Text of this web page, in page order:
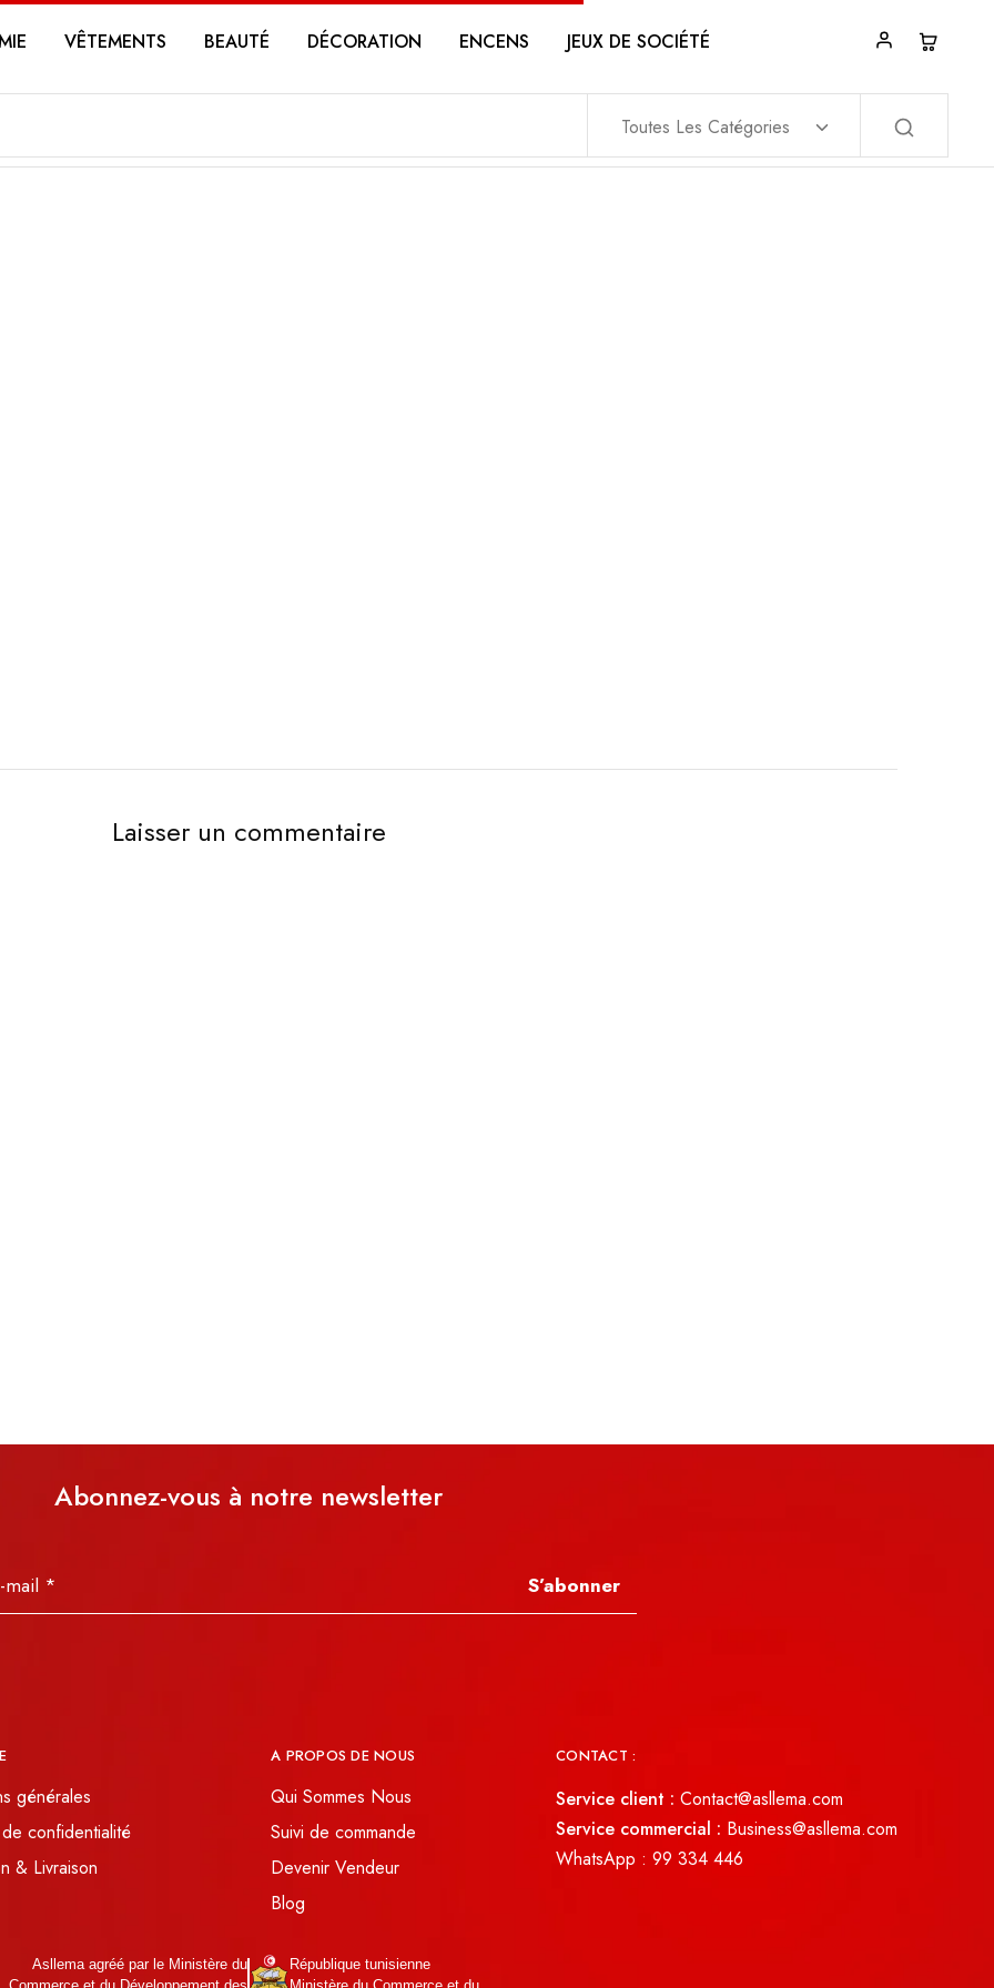
VÊTEMENTS BEAUTÉ DÉCORATION ENCENS JEUX DE SOCIÉTÉ
Toutes Les Catégories
Laisser un commentaire
Abonnez-vous à notre newsletter
S’abonner
générales
confidentialité
& Livraison
A PROPOS DE NOUS
Qui Sommes Nous
Suivi de commande
Devenir Vendeur
Blog
CONTACT :
Service client : Contact@asllema.com
Service commercial : Business@asllema.com
WhatsApp : 99 334 446
Asllema agréé par le Ministère du
République tunisienne